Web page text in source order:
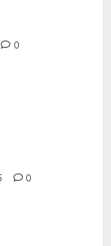
0
0